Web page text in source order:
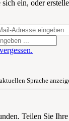
ein, oder
Sprache
Teilen Sie